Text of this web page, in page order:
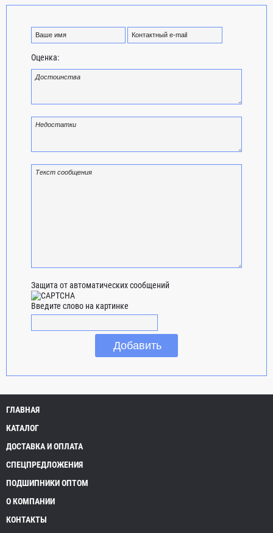
Оценка:
Защита от автоматических сообщений
Введите слово на картинке
ГЛАВНАЯ
КАТАЛОГ
ДОСТАВКА И ОПЛАТА
СПЕЦПРЕДЛОЖЕНИЯ
ПОДШИПНИКИ ОПТОМ
О КОМПАНИИ
КОНТАКТЫ